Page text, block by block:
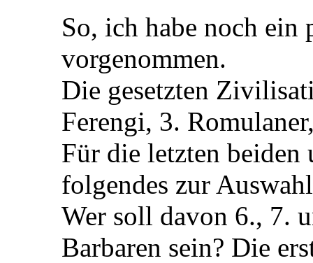
So, ich habe noch ein
vorgenommen.
Die gesetzten
Ferengi, 3.
Für die letzten beiden
folgendes zur
Wer soll davon 6., 7.
Barbaren sein? Die